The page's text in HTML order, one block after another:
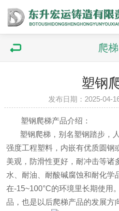
爬梯
塑钢
发布日期：2025-04-
塑钢爬梯产品介绍：
塑钢爬梯，别名塑钢踏步，
强度工程塑料，内嵌有优质圆钢
美观，防滑性更好，耐冲击等诸
水、耐油、耐酸碱腐蚀和耐化学
在-15~100°C的环境里长期使用
品，也是以后爬梯产品的发展方